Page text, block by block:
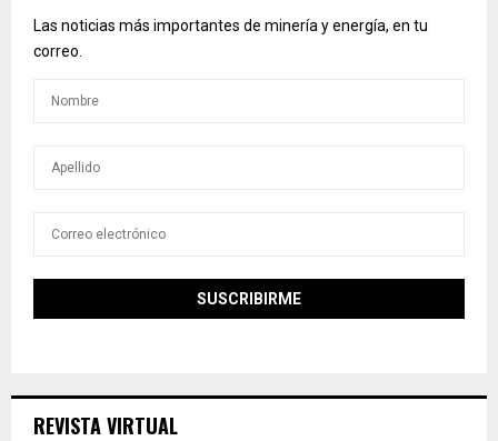
Las noticias más importantes de minería y energía, en tu
correo.
REVISTA VIRTUAL